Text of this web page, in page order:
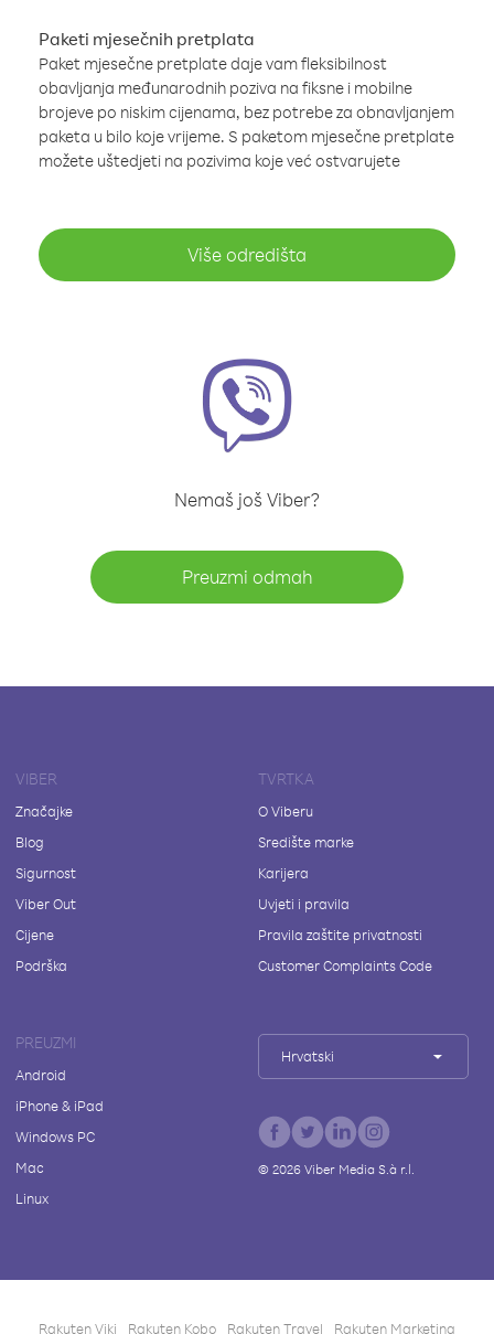
Paketi mjesečnih pretplata
Paket mjesečne pretplate daje vam fleksibilnost
obavljanja međunarodnih poziva na fiksne i mobilne
brojeve po niskim cijenama, bez potrebe za obnavljanjem
paketa u bilo koje vrijeme. S paketom mjesečne pretplate
možete uštedjeti na pozivima koje već ostvarujete
Više odredišta
Nemaš još Viber?
Preuzmi odmah
VIBER
Značajke
Blog
Sigurnost
Viber Out
Cijene
Podrška
TVRTKA
O Viberu
Središte marke
Karijera
Uvjeti i pravila
Pravila zaštite privatnosti
Customer Complaints Code
PREUZMI
Android
iPhone & iPad
Windows PC
Mac
Linux
Hrvatski
© 2026Viber Media S.à r.l.
Rakuten Viki Rakuten Kobo Rakuten Travel Rakuten Marketing